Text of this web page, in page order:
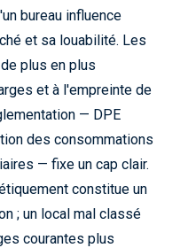
bureau influence
et sa louabilité. Les
plus en plus
et à l'empreinte de
— DPE
des consommations
— fixe un cap clair.
constitue un
; un local mal classé
courantes plus